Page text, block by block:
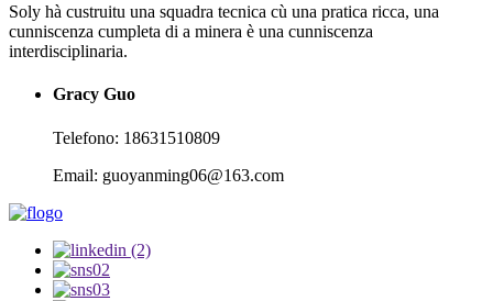
Soly hà custruitu una squadra tecnica cù una pratica ricca, una
cunniscenza cumpleta di a minera è una cunniscenza
interdisciplinaria.
Gracy Guo
Telefono: 18631510809
Email: guoyanming06@163.com